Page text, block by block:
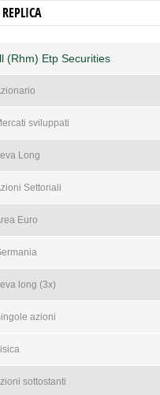
(Rhm) Etp Securities
sviluppati
Long
Settoriali
Euro
long (3x)
azioni
sottostanti